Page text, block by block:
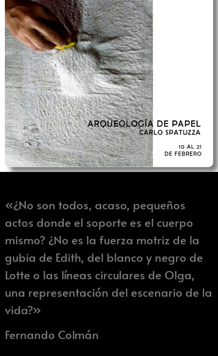
«¿No son todos, acaso, pequeños
actos donde el soporte es el cuerpo
mismo? ¿No es la fuerza motriz de la
gubia de Edith, del blanco y negro de
Lotte o las líneas circulares de Olga,
una representación del escenario de la
vida?»
Fernando Colmán